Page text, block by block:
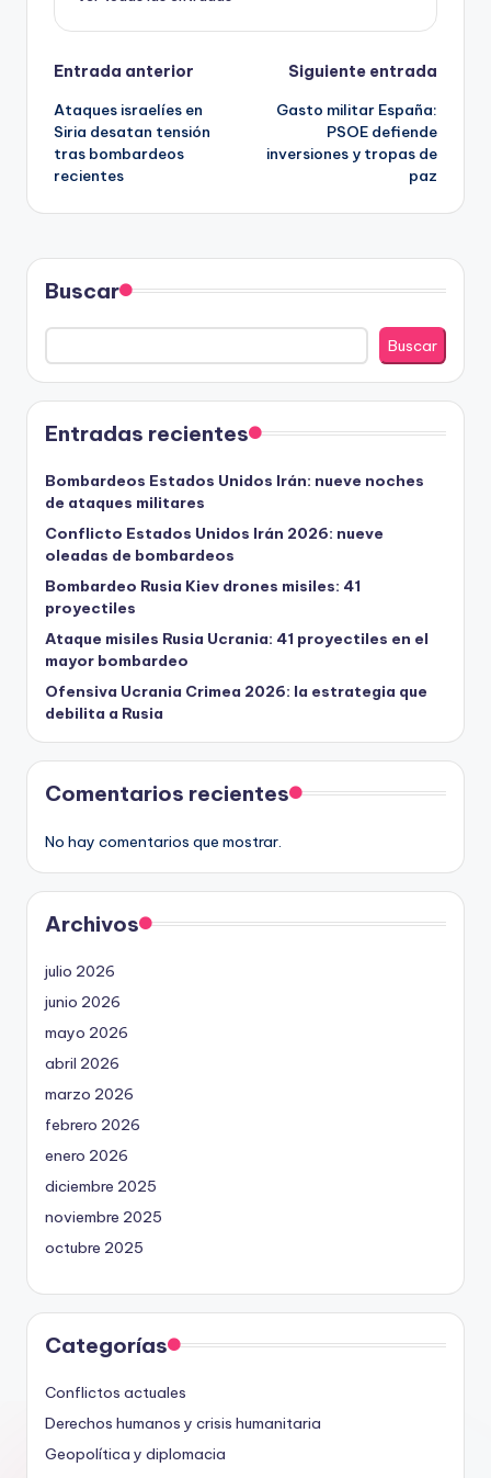
Navegación
de
entradas
Entrada anterior
Ataques israelíes en
Siria desatan tensión
tras bombardeos
recientes
Siguiente entrada
Gasto militar España:
PSOE defiende
inversiones y tropas de
paz
Buscar
Buscar
Entradas recientes
Bombardeos Estados Unidos Irán: nueve noches
de ataques militares
Conflicto Estados Unidos Irán 2026: nueve
oleadas de bombardeos
Bombardeo Rusia Kiev drones misiles: 41
proyectiles
Ataque misiles Rusia Ucrania: 41 proyectiles en el
mayor bombardeo
Ofensiva Ucrania Crimea 2026: la estrategia que
debilita a Rusia
Comentarios recientes
No hay comentarios que mostrar.
Archivos
julio 2026
junio 2026
mayo 2026
abril 2026
marzo 2026
febrero 2026
enero 2026
diciembre 2025
noviembre 2025
octubre 2025
Categorías
Conflictos actuales
Derechos humanos y crisis humanitaria
Geopolítica y diplomacia